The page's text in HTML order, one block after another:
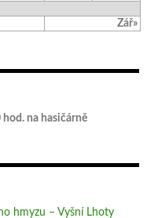
Zář»
na hasičárně
hmyzu – Vyšní Lhoty